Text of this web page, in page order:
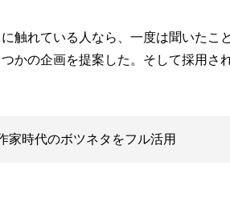
触れている人なら、一度は聞いたこ
かの企画を提案した。そして採用さ
家時代のボツネタをフル活用